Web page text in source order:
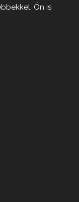
Ön is